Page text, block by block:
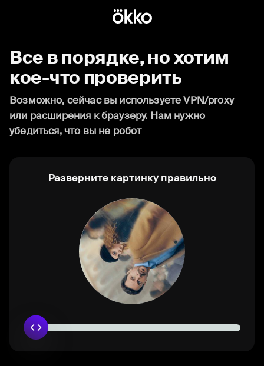
Все в порядке, но хотим
кое-что проверить
Возможно, сейчас вы используете VPN/proxy
или расширения к браузеру. Нам нужно
убедиться, что вы не робот
Разверните картинку правильно